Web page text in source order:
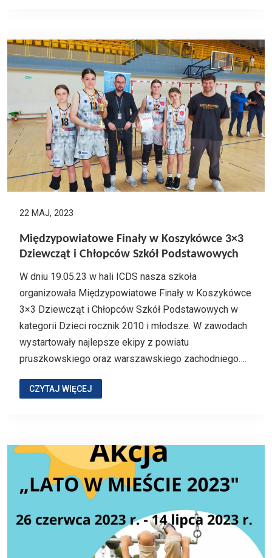
22 MAJ, 2023
Międzypowiatowe Finały w Koszykówce 3×3
Dziewcząt i Chłopców Szkół Podstawowych
W dniu 19.05.23 w hali ICDS nasza szkoła
organizowała Międzypowiatowe Finały w Koszykówce
3×3 Dziewcząt i Chłopców Szkół Podstawowych w
kategorii Dzieci rocznik 2010 i młodsze. W zawodach
wystartowały najlepsze ekipy z powiatu
pruszkowskiego oraz warszawskiego zachodniego….
CZYTAJ WIĘCEJ